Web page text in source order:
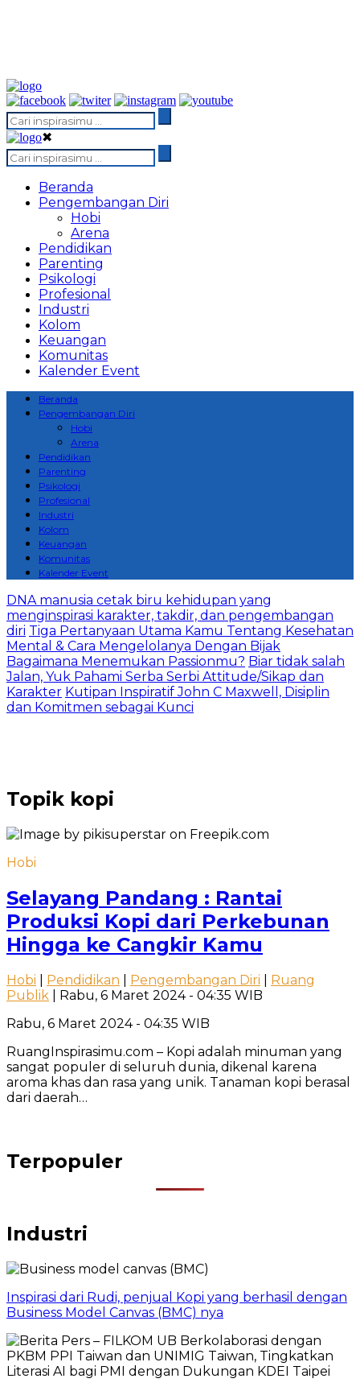
✖
Beranda
Pengembangan Diri
Hobi
Arena
Pendidikan
Parenting
Psikologi
Profesional
Industri
Kolom
Keuangan
Komunitas
Kalender Event
Beranda
Pengembangan Diri
Hobi
Arena
Pendidikan
Parenting
Psikologi
Profesional
Industri
Kolom
Keuangan
Komunitas
Kalender Event
DNA manusia cetak biru kehidupan yang
menginspirasi karakter, takdir, dan pengembangan
diri Tiga Pertanyaan Utama Kamu Tentang Kesehatan
Mental & Cara Mengelolanya Dengan Bijak
Bagaimana Menemukan Passionmu? Biar tidak salah
Jalan, Yuk Pahami Serba Serbi Attitude/Sikap dan
Karakter Kutipan Inspiratif John C Maxwell, Disiplin
dan Komitmen sebagai Kunci
Topik kopi
Hobi
Selayang Pandang : Rantai
Produksi Kopi dari Perkebunan
Hingga ke Cangkir Kamu
Hobi Pendidikan Pengembangan Diri
Ruang
Publik | Rabu, 6 Maret 2024 - 04:35 WIB
Rabu, 6 Maret 2024 - 04:35 WIB
RuangInspirasimu.com – Kopi adalah minuman yang
sangat populer di seluruh dunia, dikenal karena
aroma khas dan rasa yang unik. Tanaman kopi berasal
dari daerah…
Terpopuler
Industri
Inspirasi dari Rudi, penjual Kopi yang berhasil dengan
Business Model Canvas (BMC) nya